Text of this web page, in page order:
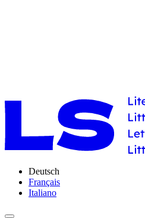
Deutsch
Français
Italiano